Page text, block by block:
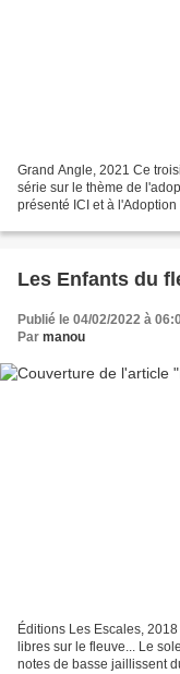
Grand Angle, 2021 Ce
série sur le thème de
présenté ICI et à
Les Enfants du
Publié le 04/02/2022 à
Par manou
Éditions Les Escales,
libres sur le fleuve... Le
notes de basse jaillissent